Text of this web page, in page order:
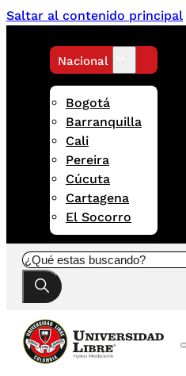
Saltar al contenido principal
Nacional
Bogotá
Barranquilla
Cali
Pereira
Cúcuta
Cartagena
El Socorro
Buscar